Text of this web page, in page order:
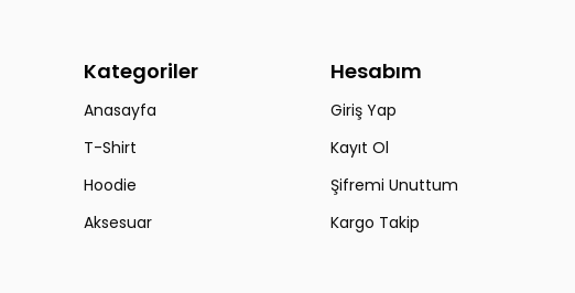
Kategoriler
Anasayfa
T-Shirt
Hoodie
Aksesuar
Hesabım
Giriş Yap
Kayıt Ol
Şifremi Unuttum
Kargo Takip